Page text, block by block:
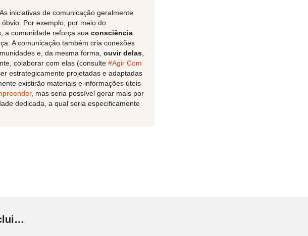
iniciativas de comunicação geralmente
Por exemplo, por meio do
a comunidade reforça sua consciência
A comunicação também cria conexões
e, da mesma forma, ouvir delas
colaborar com elas (consulte #Agir Com
estrategicamente projetadas e adaptadas
existirão materiais e informações úteis
, mas seria possível gerar mais por
dedicada, a qual seria especificamente